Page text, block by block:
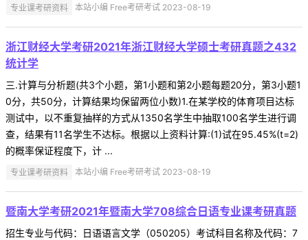
专业课考研资料 本站小编 Free考研考试 2023-08-19
浙江财经大学考研2021年浙江财经大学硕士考研真题之432
统计学
三.计算与分析题(共3个小题，第1小题和第2小题每题20分，第3小题1
0分，共50分，计算结果均保留两位小数)1.在某学校的体育项目达标
测试中，以不重复抽样的方式从1350名学生中抽取100名学生进行调
查，结果有11名学生不达标。根据以上资料计算:(1)试在95.45%(t=2)
的概率保证程度下，计 ...
专业课考研资料 本站小编 Free考研考试 2023-08-19
暨南大学考研2021年暨南大学708综合日语专业课考研真题
招生专业与代码：日语语言文学（050205）考试科目名称及代码：7